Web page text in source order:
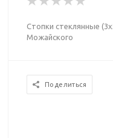
Стопки стеклянные
Можайского
Поделиться